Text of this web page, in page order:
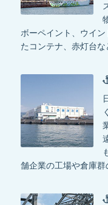
ボーペイント、ウイ
たコンテナ、赤灯台な
舗企業の工場や倉庫群